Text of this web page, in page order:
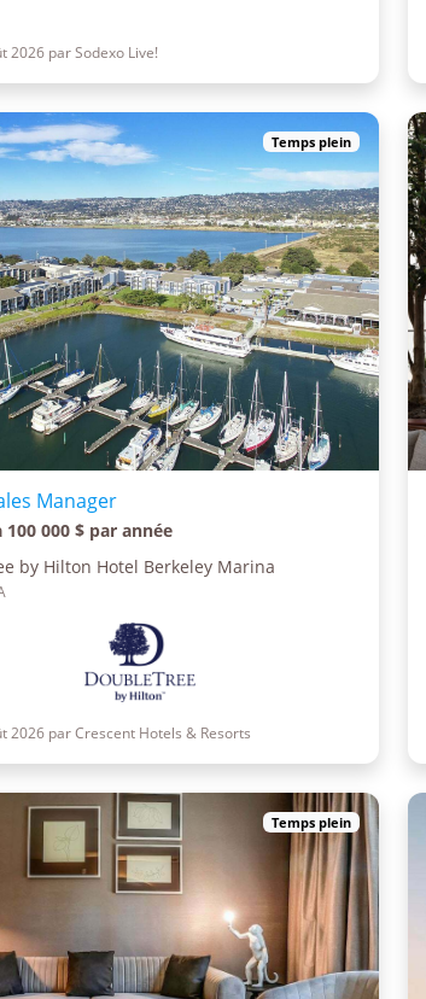
2026 par Sodexo Live!
Temps plein
Manager
100 000 $ par année
by Hilton Hotel Berkeley Marina
2026 par Crescent Hotels & Resorts
Temps plein